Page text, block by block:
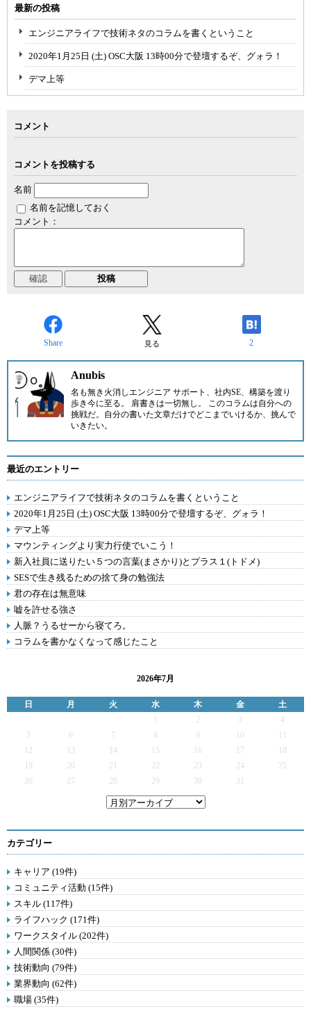
最新の投稿
エンジニアライフで技術ネタのコラムを書くということ
2020年1月25日 (土) OSC大阪 13時00分で登壇するぞ、グォラ！
デマ上等
コメント
コメントを投稿する
名前
名前を記憶しておく
コメント：
Share 見る 2
Anubis
名も無き火消しエンジニア サポート、社内SE、構築を渡り
歩き今に至る。 肩書きは一切無し。 このコラムは自分への
挑戦だ。自分の書いた文章だけでどこまでいけるか、挑んで
いきたい。
最近のエントリー
エンジニアライフで技術ネタのコラムを書くということ
2020年1月25日 (土) OSC大阪 13時00分で登壇するぞ、グォラ！
デマ上等
マウンティングより実力行使でいこう！
新入社員に送りたい５つの言葉(まさかり)とプラス１(トドメ)
SESで生き残るための捨て身の勉強法
君の存在は無意味
嘘を許せる強さ
人脈？うるせーから寝てろ。
コラムを書かなくなって感じたこと
2026年7月
日 月 火 水 木 金
土
2 3
4
5
6 7 9
12
13 14 15 16 17
19
20 21 22 23 24
25
26
27 28 29 30 31
カテゴリー
キャリア (19件)
コミュニティ活動 (15件)
スキル (117件)
ライフハック (171件)
ワークスタイル (202件)
人間関係 (30件)
技術動向 (79件)
業界動向 (62件)
職場 (35件)